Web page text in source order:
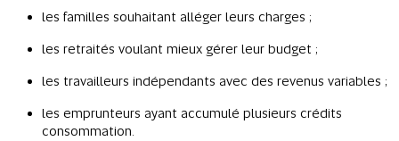
les familles souhaitant alléger leurs charges ;
les retraités voulant mieux gérer leur budget ;
les travailleurs indépendants avec des revenus variables ;
les emprunteurs ayant accumulé plusieurs crédits
consommation.